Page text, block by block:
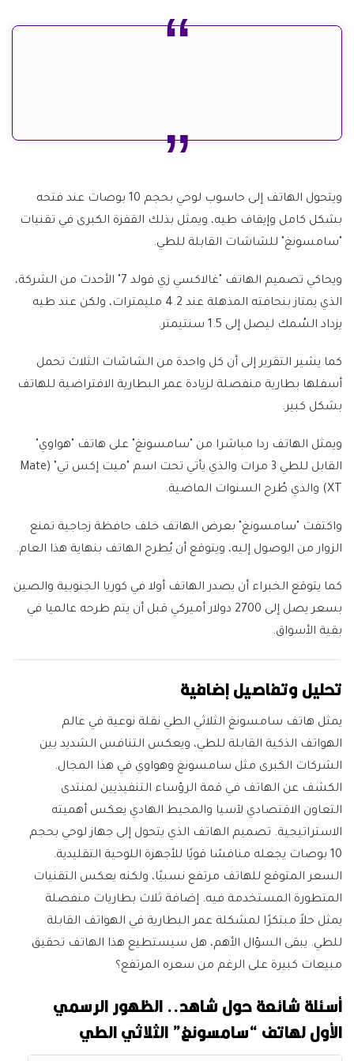
ويتحول الهاتف إلى حاسوب لوحي بحجم 10 بوصات عند فتحه
بشكل كامل وإيقاف طيه، ويمثل بذلك القفزة الكبرى في تقنيات
"سامسونغ" للشاشات القابلة للطي.
ويحاكي تصميم الهاتف "غالاكسي زي فولد 7" الأحدث من الشركة،
الذي يمتاز بنحافته المذهلة عند 4.2 مليمترات، ولكن عند طيه
يزداد السُمك ليصل إلى 1.5 سنتيمتر.
كما يشير التقرير إلى أن كل واحدة من الشاشات الثلاث تحمل
أسفلها بطارية منفصلة لزيادة عمر البطارية الافتراضية للهاتف
بشكل كبير.
ويمثل الهاتف ردا مباشرا من "سامسونغ" على هاتف "هواوي"
القابل للطي 3 مرات والذي يأتي تحت اسم "ميت إكس تي" (Mate
XT) والذي طُرح السنوات الماضية.
واكتفت "سامسونغ" بعرض الهاتف خلف حافظة زجاجية تمنع
الزوار من الوصول إليه، ويتوقع أن يُطرح الهاتف بنهاية هذا العام.
كما يتوقع الخبراء أن يصدر الهاتف أولا في كوريا الجنوبية والصين
بسعر يصل إلى 2700 دولار أميركي قبل أن يتم طرحه عالميا في
بقية الأسواق.
تحليل وتفاصيل إضافية
يمثل هاتف سامسونغ الثلاثي الطي نقلة نوعية في عالم
الهواتف الذكية القابلة للطي، ويعكس التنافس الشديد بين
الشركات الكبرى مثل سامسونغ وهواوي في هذا المجال.
الكشف عن الهاتف في قمة الرؤساء التنفيذيين لمنتدى
التعاون الاقتصادي لآسيا والمحيط الهادي يعكس أهميته
الاستراتيجية. تصميم الهاتف الذي يتحول إلى جهاز لوحي بحجم
10 بوصات يجعله منافسًا قويًا للأجهزة اللوحية التقليدية.
السعر المتوقع للهاتف مرتفع نسبيًا، ولكنه يعكس التقنيات
المتطورة المستخدمة فيه. إضافة ثلاث بطاريات منفصلة
يمثل حلاً مبتكرًا لمشكلة عمر البطارية في الهواتف القابلة
للطي. يبقى السؤال الأهم، هل سيستطيع هذا الهاتف تحقيق
مبيعات كبيرة على الرغم من سعره المرتفع؟
أسئلة شائعة حول شاهد.. الظهور الرسمي
الأول لهاتف “سامسونغ” الثلاثي الطي